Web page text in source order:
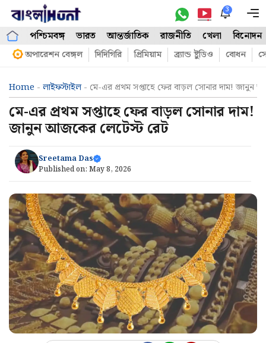
Skip
content
3
পশ্চিমবঙ্গ ভারত আন্তর্জাতিক রাজনীতি খেলা বিনোদন
অপারেশন বেঙ্গল দিদিগিরি প্রিমিয়াম ব্র্যান্ড ষ্টুডিও বোধন
Home - লাইফস্টাইল- মে-এর প্রথম সপ্তাহে ফের বাড়ল সোনার দাম! জানুন
মে-এর প্রথম সপ্তাহে ফের বাড়ল সোনার দাম!
জানুন আজকের লেটেস্ট রেট
Sreetama Das
Published on: May 8, 2026